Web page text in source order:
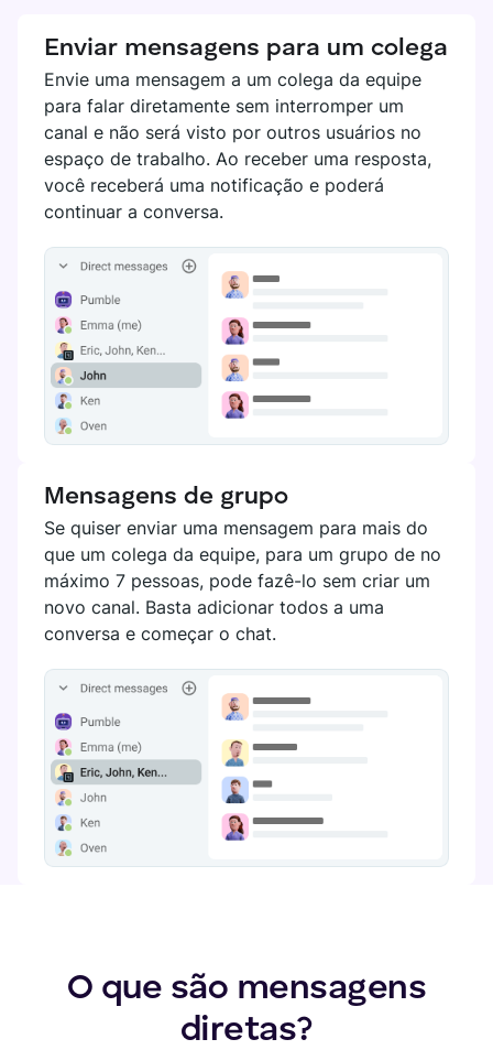
Enviar mensagens para um colega
Envie uma mensagem a um colega da equipe
para falar diretamente sem interromper um
canal e não será visto por outros usuários no
espaço de trabalho. Ao receber uma resposta,
você receberá uma notificação e poderá
continuar a conversa.
Mensagens de grupo
Se quiser enviar uma mensagem para mais do
que um colega da equipe, para um grupo de no
máximo 7 pessoas, pode fazê-lo sem criar um
novo canal. Basta adicionar todos a uma
conversa e começar o chat.
O que são mensagens
diretas?